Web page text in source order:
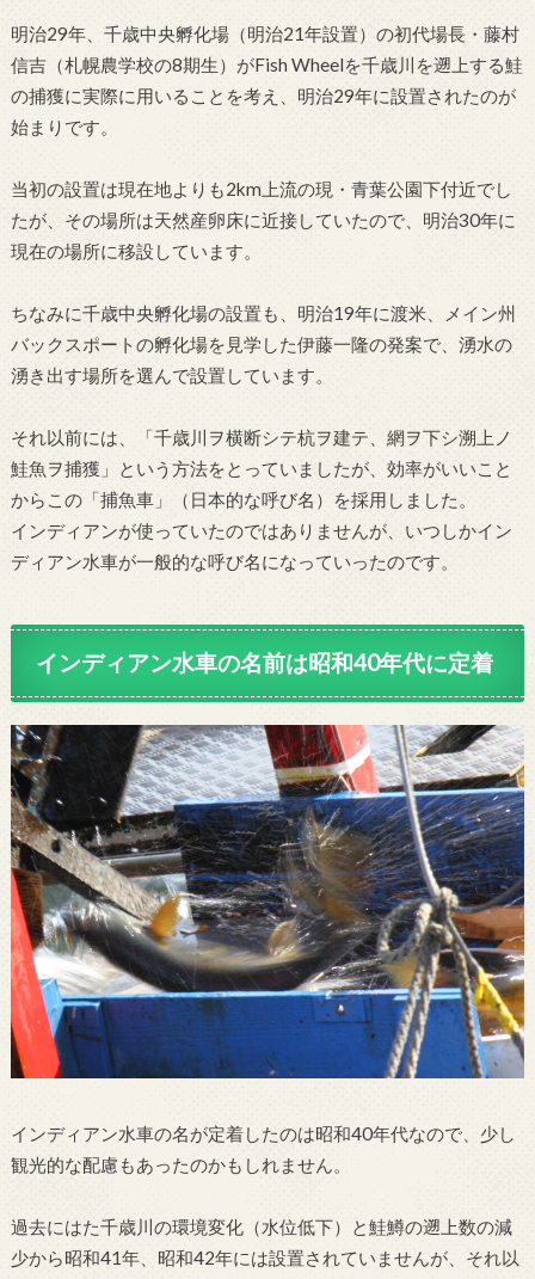
明治29年、千歳中央孵化場（明治21年設置）の初代場長・藤村
信吉（札幌農学校の8期生）がFish Wheelを千歳川を遡上する鮭
の捕獲に実際に用いることを考え、明治29年に設置されたのが
始まりです。
当初の設置は現在地よりも2km上流の現・青葉公園下付近でし
たが、その場所は天然産卵床に近接していたので、明治30年に
現在の場所に移設しています。
ちなみに千歳中央孵化場の設置も、明治19年に渡米、メイン州
バックスポートの孵化場を見学した伊藤一隆の発案で、湧水の
湧き出す場所を選んで設置しています。
それ以前には、「千歳川ヲ横断シテ杭ヲ建テ、網ヲ下シ溯上ノ
鮭魚ヲ捕獲」という方法をとっていましたが、効率がいいこと
からこの「捕魚車」（日本的な呼び名）を採用しました。
インディアンが使っていたのではありませんが、いつしかイン
ディアン水車が一般的な呼び名になっていったのです。
インディアン水車の名前は昭和40年代に定着
インディアン水車の名が定着したのは昭和40年代なので、少し
観光的な配慮もあったのかもしれません。
過去にはた千歳川の環境変化（水位低下）と鮭鱒の遡上数の減
少から昭和41年、昭和42年には設置されていませんが、それ以